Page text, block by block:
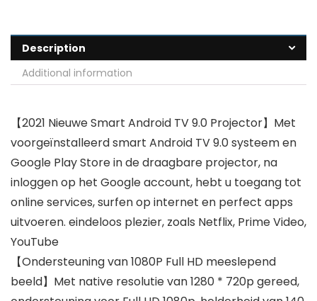
Description
Additional information
【2021 Nieuwe Smart Android TV 9.0 Projector】Met
voorgeïnstalleerd smart Android TV 9.0 systeem en
Google Play Store in de draagbare projector, na
inloggen op het Google account, hebt u toegang tot
online services, surfen op internet en perfect apps
uitvoeren. eindeloos plezier, zoals Netflix, Prime Video,
YouTube
【Ondersteuning van 1080P Full HD meeslepend
beeld】Met native resolutie van 1280 * 720p gereed,